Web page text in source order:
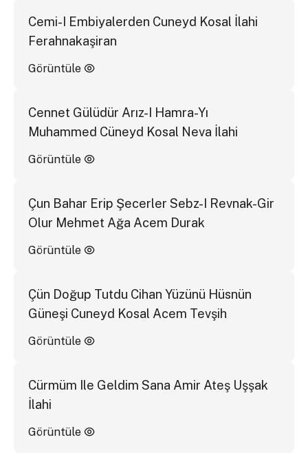
Cemi-I Embiyalerden Cuneyd Kosal İlahi
Ferahnakaşiran
Görüntüle
Cennet Gülüdür Arız-I Hamra-Yı
Muhammed Cüneyd Kosal Neva İlahi
Görüntüle
Çun Bahar Erip Şecerler Sebz-I Revnak-Gir
Olur Mehmet Ağa Acem Durak
Görüntüle
Çün Doğup Tutdu Cihan Yüzünü Hüsnün
Güneşi Cuneyd Kosal Acem Tevşih
Görüntüle
Cürmüm Ile Geldim Sana Amir Ateş Uşşak
İlahi
Görüntüle